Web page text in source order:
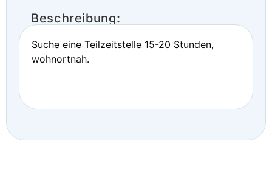
Beschreibung:
Suche eine Teilzeitstelle 15-20 Stunden,
wohnortnah.